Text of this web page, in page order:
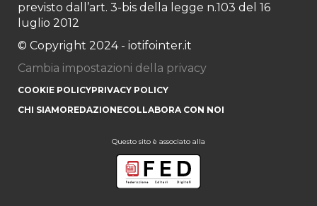
previsto dall’art. 3-bis della legge n.103 del 16
luglio 2012
© Copyright 2024 - iotifointer.it
Cambia impostazioni della privacy
COOKIE POLICYPRIVACY POLICY
CHI SIAMOREDAZIONECOLLABORA CON NOI
Questo sito è associato alla